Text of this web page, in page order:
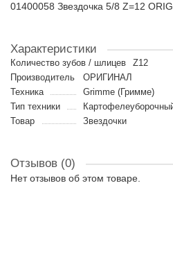
01400058 Звездочка 5/8 Z=12
Характеристики
Количество зубов / шлицев
Z12
Производитель
ОРИГИНАЛ
Техника
Grimme (Гримме)
Тип техники
Товар
Звездочки
Отзывов (0)
Нет отзывов об этом товаре.